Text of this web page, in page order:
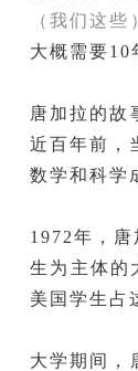
（我们这些
大概需要
唐加拉的故
近百年前，
数学和科学
1972年，
生为主体的
美国学生占
大学期间，